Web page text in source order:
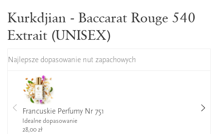
Kurkdjian - Baccarat Rouge 540
Extrait (UNISEX)
Najlepsze dopasowanie nut zapachowych
Francuskie Perfumy Nr 751
Idealne dopasowanie
28,00 zł